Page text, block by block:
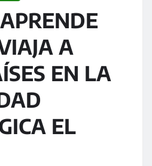
A
EN LA
EL